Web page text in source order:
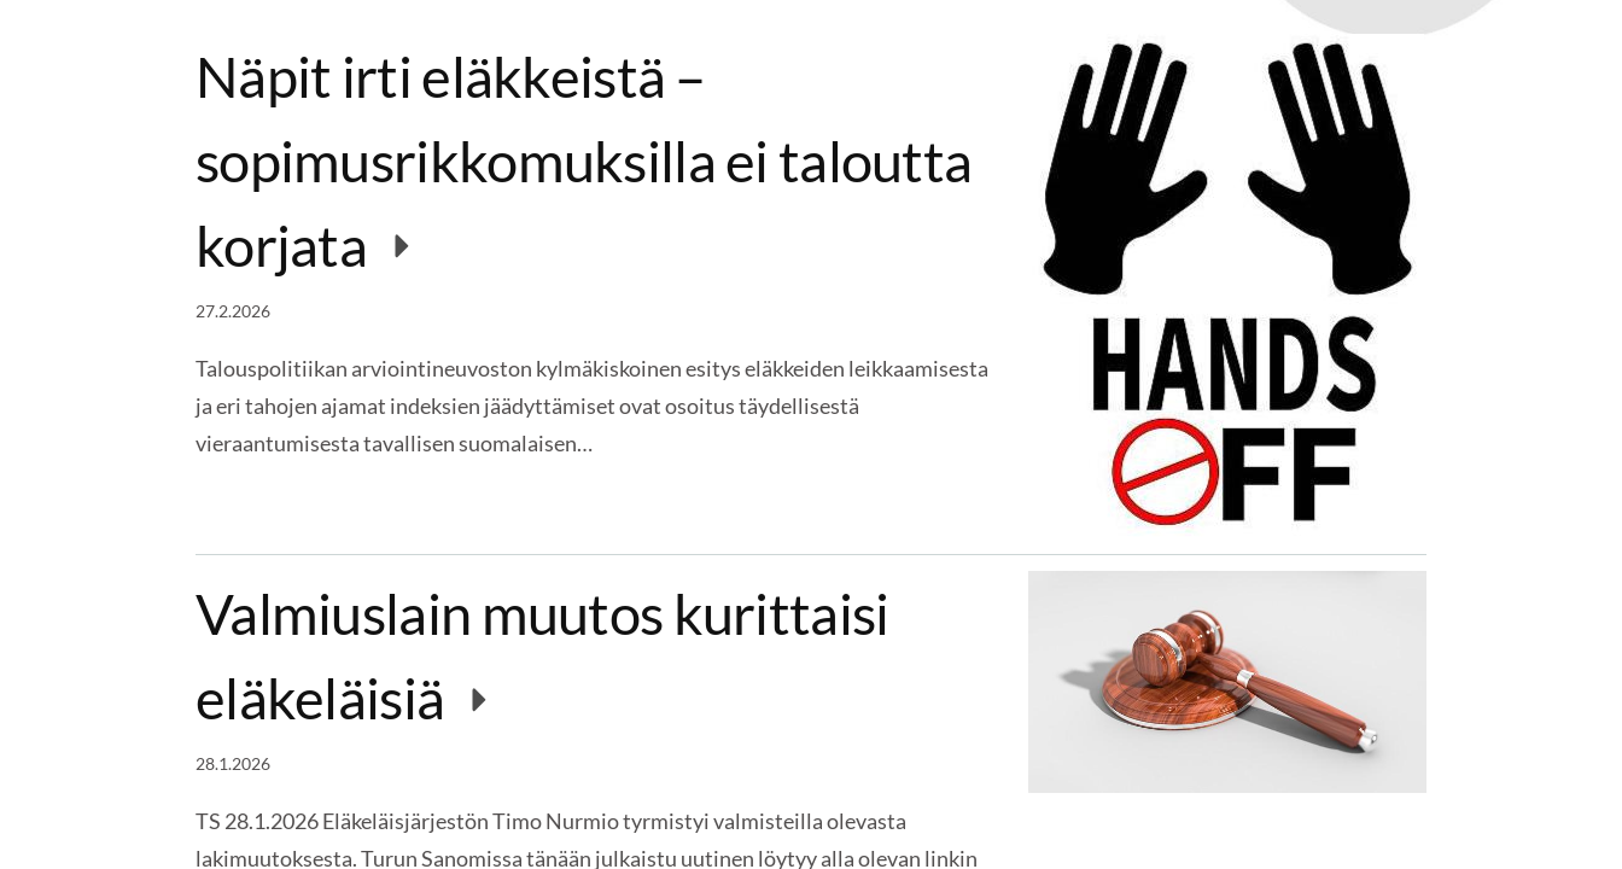
Näpit irti eläkkeistä –
sopimusrikkomuksilla ei taloutta
korjata
27.2.2026
Talouspolitiikan arviointineuvoston kylmäkiskoinen esitys eläkkeiden leikkaamisesta
ja eri tahojen ajamat indeksien jäädyttämiset ovat osoitus täydellisestä
vieraantumisesta tavallisen suomalaisen…
Valmiuslain muutos kurittaisi
eläkeläisiä
28.1.2026
TS 28.1.2026 Eläkeläisjärjestön Timo Nurmio tyrmistyi valmisteilla olevasta
lakimuutoksesta. Turun Sanomissa tänään julkaistu uutinen löytyy alla olevan linkin